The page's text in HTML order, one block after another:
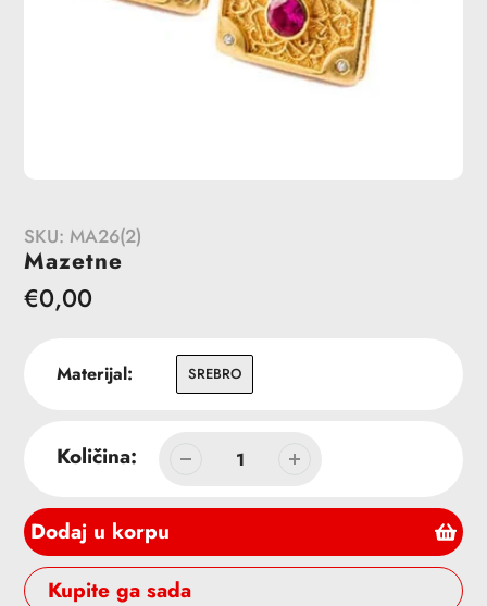
SKU: MA26(2)
Mazetne
Redovna
€0,00
Materijal: SREBRO
Količina:
Dodaj u korpu
Buy it now